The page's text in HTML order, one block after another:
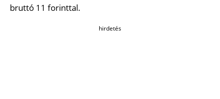
bruttó 11 forinttal.
hirdetés